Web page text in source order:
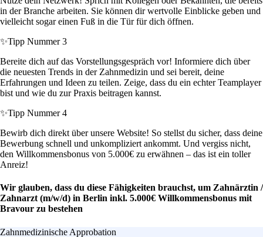
in der Branche arbeiten. Sie können dir wertvolle Einblicke geben und
vielleicht sogar einen Fuß in die Tür für dich öffnen.
✨Tipp Nummer 3
Bereite dich auf das Vorstellungsgespräch vor! Informiere dich über
die neuesten Trends in der Zahnmedizin und sei bereit, deine
Erfahrungen und Ideen zu teilen. Zeige, dass du ein echter Teamplayer
bist und wie du zur Praxis beitragen kannst.
✨Tipp Nummer 4
Bewirb dich direkt über unsere Website! So stellst du sicher, dass deine
Bewerbung schnell und unkompliziert ankommt. Und vergiss nicht,
den Willkommensbonus von 5.000€ zu erwähnen – das ist ein toller
Anreiz!
Wir glauben, dass du diese Fähigkeiten brauchst, um Zahnärztin /
Zahnarzt (m/w/d) in Berlin inkl. 5.000€ Willkommensbonus mit
Bravour zu bestehen
Zahnmedizinische Approbation